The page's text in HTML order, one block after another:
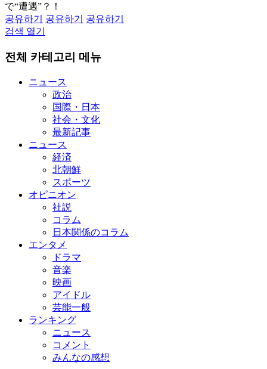
で“遭遇”？！
공유하기
공유하기
공유하기
검색 열기
전체 카테고리 메뉴
ニュース
政治
国際・日本
社会・文化
最新記事
ニュース
経済
北朝鮮
スポーツ
オピニオン
社説
コラム
日本関係のコラム
エンタメ
ドラマ
音楽
映画
アイドル
芸能一般
ランキング
ニュース
コメント
みんなの感想